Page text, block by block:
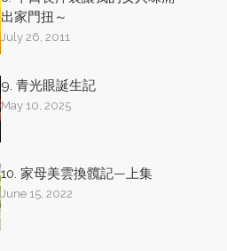
出家門扭～
July 26, 2011
9. 青光眼誕生記
May 10, 2025
10. 家母美雲換髖記—上集
June 15, 2022